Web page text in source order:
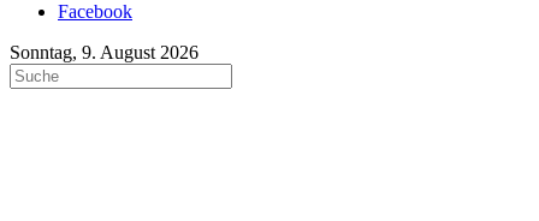
Facebook
Sonntag, 9. August 2026